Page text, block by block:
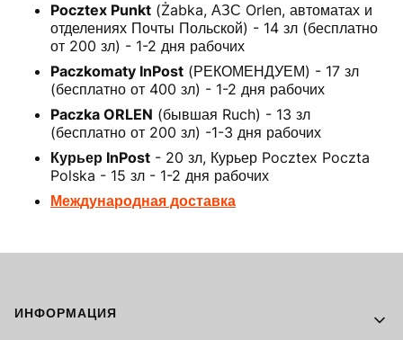
Pocztex Punkt (Żabka, АЗС Orlen, автоматах и
отделениях Почты Польской) - 14 зл (бесплатно
от 200 зл) - 1-2 дня рабочих
Paczkomaty InPost (РЕКОМЕНДУЕМ) - 17 зл
(бесплатно от 400 зл) - 1-2 дня рабочих
Paczka ORLEN (бывшая Ruch) - 13 зл
(бесплатно от 200 зл) -1-3 дня рабочих
Курьер InPost - 20 зл, Курьер Pocztex Poczta
Polska - 15 зл - 1-2 дня рабочих
Международная доставка
Footer menu
ИНФОРМАЦИЯ